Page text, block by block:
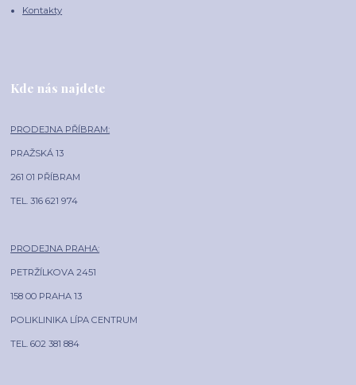
Kontakty
Kde nás najdete
PRODEJNA PŘÍBRAM:
PRAŽSKÁ 13
261 01 PŘÍBRAM
TEL. 316 621 974
PRODEJNA PRAHA:
PETRŽÍLKOVA 2451
158 00 PRAHA 13
POLIKLINIKA LÍPA CENTRUM
TEL. 602 381 884